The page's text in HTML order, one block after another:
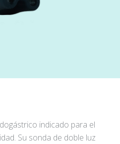
indicado para el
Su sonda de doble luz